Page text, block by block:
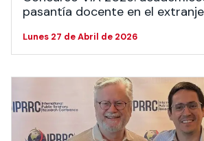
pasantía docente en el
Lunes 27 de Abril de 2026